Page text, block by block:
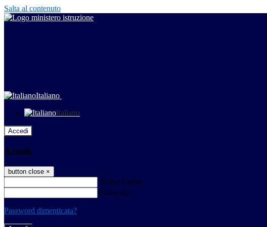
Salta al contenuto
Italiano
Italiano
Accedi
Accedi
button close ×
Nome Utente
Password
Password dimenticata?